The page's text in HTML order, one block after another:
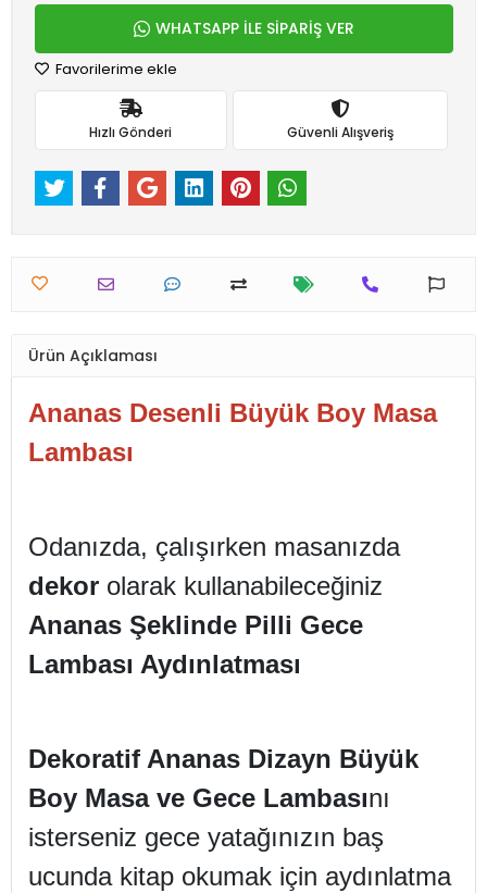
WHATSAPP İLE SİPARİŞ VER
Favorilerime ekle
Hızlı Gönderi Güvenli Alışveriş
Ürün Açıklaması
Ananas Desenli Büyük Boy Masa
Lambası
Odanızda, çalışırken masanızda
dekor olarak kullanabileceğiniz
Ananas Şeklinde Pilli Gece
Lambası Aydınlatması
Dekoratif Ananas Dizayn Büyük
Boy Masa ve Gece Lambasını
isterseniz gece yatağınızın baş
ucunda kitap okumak için aydınlatma